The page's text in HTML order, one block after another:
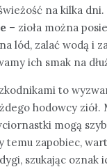
na kilka dni.
– zioła można
lód, zalać wodą i
ich smak na
to
hodowcy ziół.
mogą
temu zapobiec,
szukając oznak